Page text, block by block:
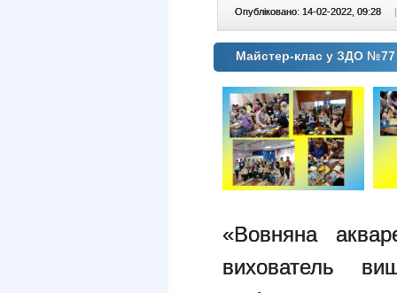
Опубліковано: 14-02-2022, 09:28 |
Майстер-клас у ЗДО №77
«Вовняна
вихователь